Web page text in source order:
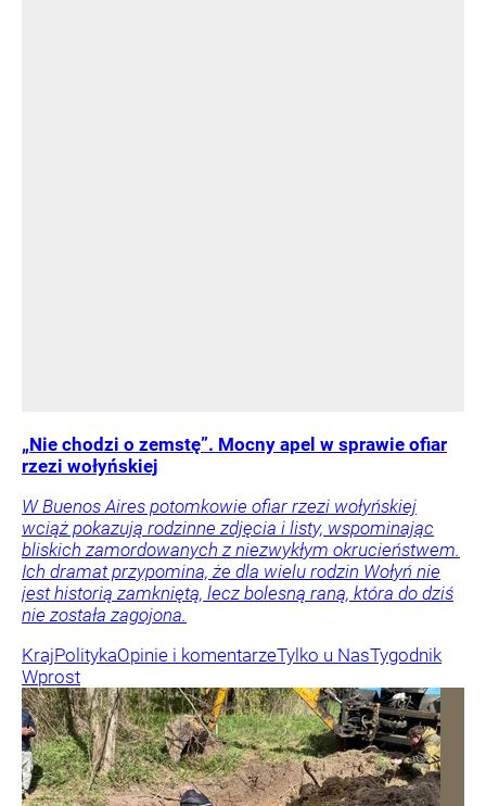
„Nie chodzi o zemstę”. Mocny apel w sprawie ofiar
rzezi wołyńskiej
W Buenos Aires potomkowie ofiar rzezi wołyńskiej
wciąż pokazują rodzinne zdjęcia i listy, wspominając
bliskich zamordowanych z niezwykłym okrucieństwem.
Ich dramat przypomina, że dla wielu rodzin Wołyń nie
jest historią zamkniętą, lecz bolesną raną, która do dziś
nie została zagojona.
KrajPolitykaOpinie i komentarzeTylko u NasTygodnik
Wprost